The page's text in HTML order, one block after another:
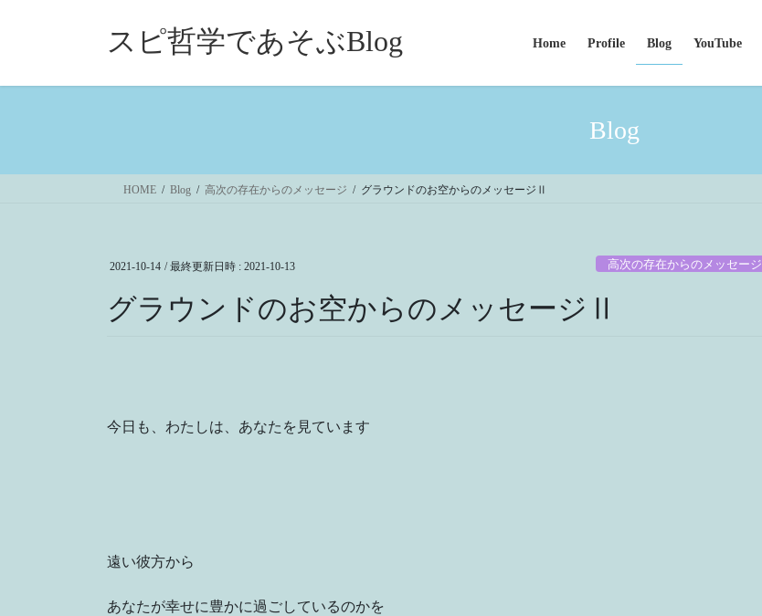
スピ哲学であそぶBlog Home Profile Blog YouTube
Blog
HOME Blog 高次の存在からのメッセージ グラウンドのお空からのメッセージⅡ
2021-10-14 / 最終更新日時 : 2021-10-13 高次の存在からのメッセージ
グラウンドのお空からのメッセージⅡ
今日も、わたしは、あなたを見ています
遠い彼方から
あなたが幸せに豊かに過ごしているのかを